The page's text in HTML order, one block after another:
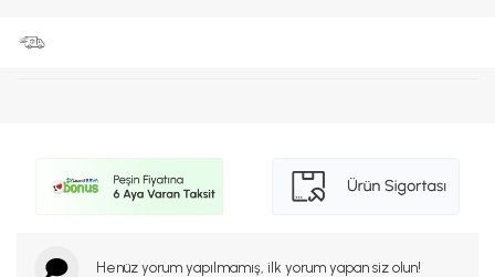
Henüz yorum yapılmamış, ilk yorum yapan siz olun!